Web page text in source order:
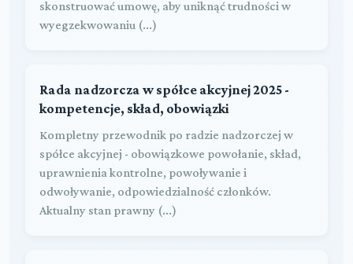
skonstruować umowę, aby uniknąć trudności w
wyegzekwowaniu (...)
Rada nadzorcza w spółce akcyjnej 2025 -
kompetencje, skład, obowiązki
Kompletny przewodnik po radzie nadzorczej w
spółce akcyjnej - obowiązkowe powołanie, skład,
uprawnienia kontrolne, powoływanie i
odwoływanie, odpowiedzialność członków.
Aktualny stan prawny (...)